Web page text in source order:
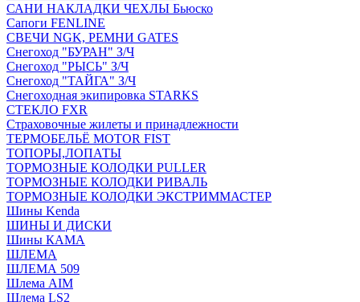
САНИ НАКЛАДКИ ЧЕХЛЫ Бьюско
Сапоги FENLINE
СВЕЧИ NGK, РЕМНИ GATES
Снегоход "БУРАН" З/Ч
Снегоход "РЫСЬ" З/Ч
Снегоход "ТАЙГА" З/Ч
Снегоходная экипировка STARKS
СТЕКЛО FXR
Страховочные жилеты и принадлежности
ТЕРМОБЕЛЬЁ MOTOR FIST
ТОПОРЫ,ЛОПАТЫ
ТОРМОЗНЫЕ КОЛОДКИ PULLER
ТОРМОЗНЫЕ КОЛОДКИ РИВАЛЬ
ТОРМОЗНЫЕ КОЛОДКИ ЭКСТРИММАСТЕР
Шины Kenda
ШИНЫ И ДИСКИ
Шины КАМА
ШЛЕМА
ШЛЕМА 509
Шлема AIM
Шлема LS2